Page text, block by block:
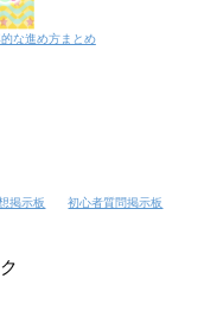
な進め方まとめ
掲示板 初心者質問掲示板